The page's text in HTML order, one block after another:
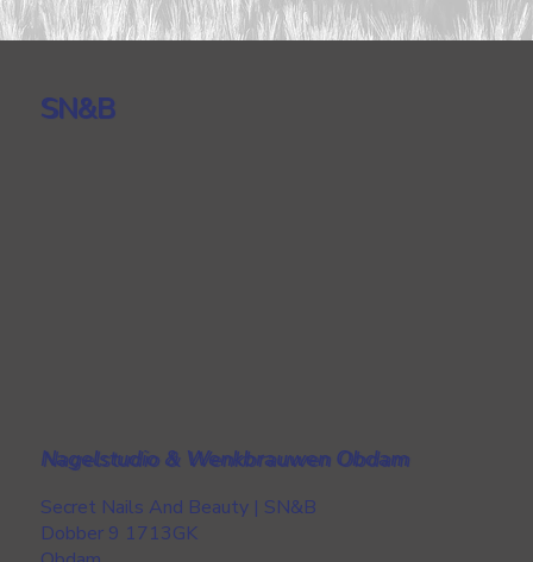
SN&B
Nagelstudio & Wenkbrauwen Obdam
Secret Nails And Beauty | SN&B
Dobber 9 1713GK